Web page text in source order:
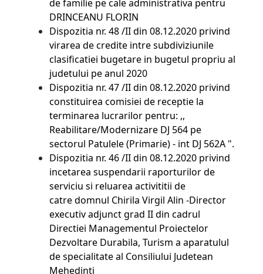
de familie pe cale administrativa pentru
DRINCEANU FLORIN
Dispozitia nr. 48 /II din 08.12.2020 privind
virarea de credite intre subdiviziunile
clasificatiei bugetare in bugetul propriu al
judetului pe anul 2020
Dispozitia nr. 47 /II din 08.12.2020 privind
constituirea comisiei de receptie la
terminarea lucrarilor pentru: ,,
Reabilitare/Modernizare DJ 564 pe
sectorul Patulele (Primarie) - int DJ 562A ".
Dispozitia nr. 46 /II din 08.12.2020 privind
incetarea suspendarii raporturilor de
serviciu si reluarea activititii de
catre domnul Chirila Virgil Alin -Director
executiv adjunct grad II din cadrul
Directiei Managementul Proiectelor
Dezvoltare Durabila, Turism a aparatulul
de specialitate al Consiliului Judetean
Mehedinti